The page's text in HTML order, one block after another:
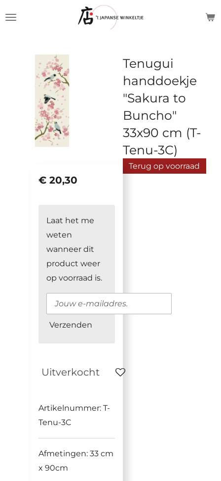
hoofdinhoud
Tenugui
handdoekje
"Sakura to
Buncho"
33x90 cm (T-
Tenu-3C)
Terug op voorraad
€ 20,30
Laat het me
weten
wanneer dit
product weer
op voorraad is.
Verzenden
Uitverkocht
Artikelnummer: T-
Tenu-3C
Afmetingen: 33 cm
x 90cm